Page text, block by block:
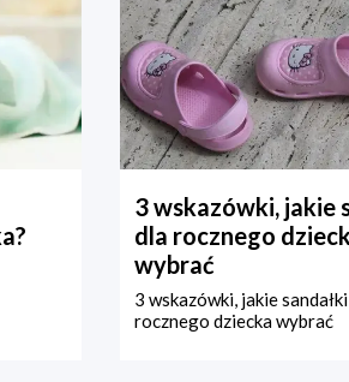
3 wskazówki, jakie
dla rocznego
wybrać
3 wskazówki, jakie
rocznego dziecka wybrać